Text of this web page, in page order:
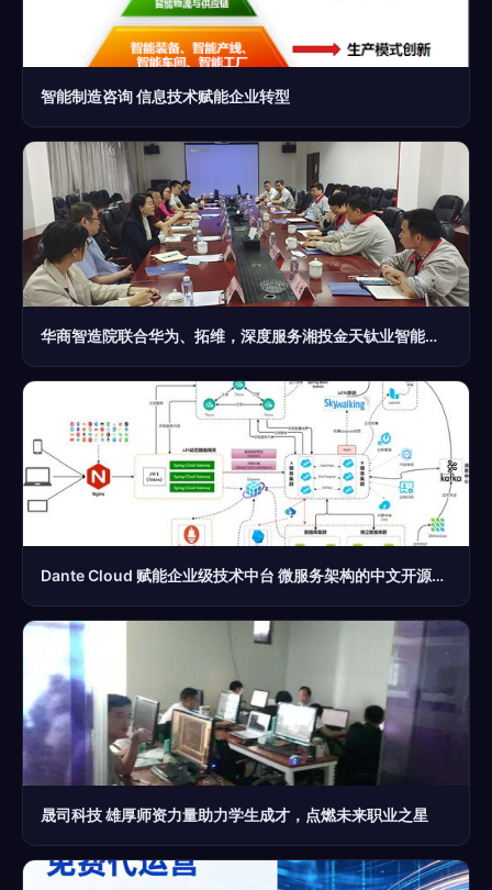
智能制造咨询 信息技术赋能企业转型
华商智造院联合华为、拓维，深度服务湘投金天钛业智能工厂建设规划研讨会顺利召开
Dante Cloud 赋能企业级技术中台 微服务架构的中文开源新生态
晟司科技 雄厚师资力量助力学生成才，点燃未来职业之星